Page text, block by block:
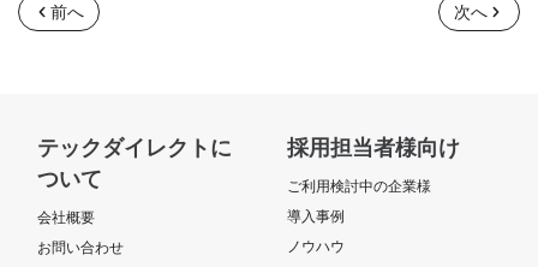
前へ 次へ
テックダイレクトに
ついて
会社概要
お問い合わせ
採用担当者様向け
ご利用検討中の企業様
導入事例
ノウハウ